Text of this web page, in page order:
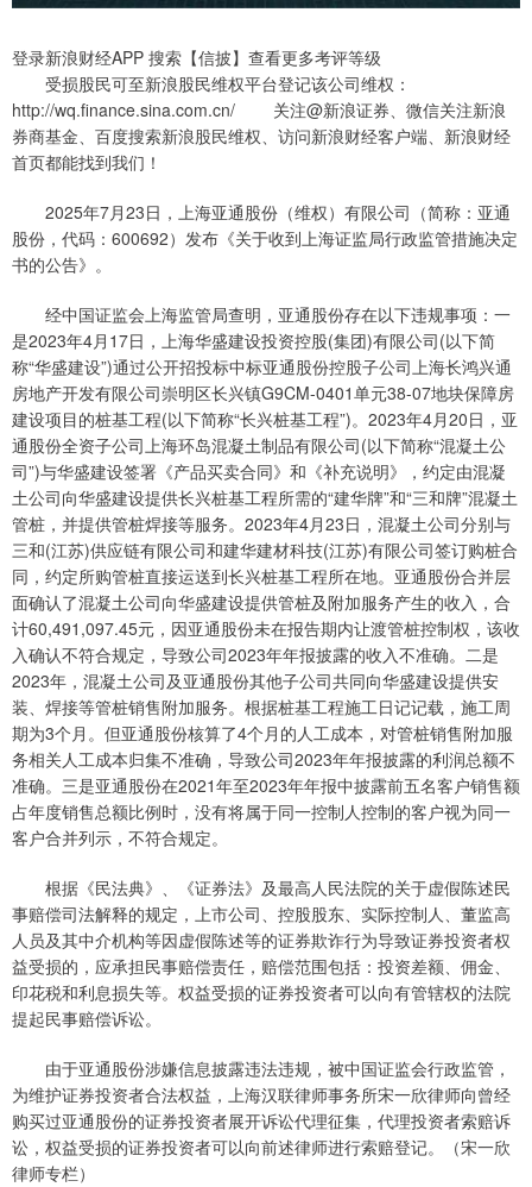
登录新浪财经APP 搜索【信披】查看更多考评等级
受损股民可至新浪股民维权平台登记该公司维权：
http://wq.finance.sina.com.cn/ 关注@新浪证券、微信关注新浪
券商基金、百度搜索新浪股民维权、访问新浪财经客户端、新浪财经
首页都能找到我们！
2025年7月23日，上海亚通股份（维权）有限公司（简称：亚通
股份，代码：600692）发布《关于收到上海证监局行政监管措施决定
书的公告》。
经中国证监会上海监管局查明，亚通股份存在以下违规事项：一
是2023年4月17日，上海华盛建设投资控股(集团)有限公司(以下简
称“华盛建设”)通过公开招投标中标亚通股份控股子公司上海长鸿兴通
房地产开发有限公司崇明区长兴镇G9CM-0401单元38-07地块保障房
建设项目的桩基工程(以下简称“长兴桩基工程”)。2023年4月20日，亚
通股份全资子公司上海环岛混凝土制品有限公司(以下简称“混凝土公
司”)与华盛建设签署《产品买卖合同》和《补充说明》，约定由混凝
土公司向华盛建设提供长兴桩基工程所需的“建华牌”和“三和牌”混凝土
管桩，并提供管桩焊接等服务。2023年4月23日，混凝土公司分别与
三和(江苏)供应链有限公司和建华建材科技(江苏)有限公司签订购桩合
同，约定所购管桩直接运送到长兴桩基工程所在地。亚通股份合并层
面确认了混凝土公司向华盛建设提供管桩及附加服务产生的收入，合
计60,491,097.45元，因亚通股份未在报告期内让渡管桩控制权，该收
入确认不符合规定，导致公司2023年年报披露的收入不准确。二是
2023年，混凝土公司及亚通股份其他子公司共同向华盛建设提供安
装、焊接等管桩销售附加服务。根据桩基工程施工日记记载，施工周
期为3个月。但亚通股份核算了4个月的人工成本，对管桩销售附加服
务相关人工成本归集不准确，导致公司2023年年报披露的利润总额不
准确。三是亚通股份在2021年至2023年年报中披露前五名客户销售额
占年度销售总额比例时，没有将属于同一控制人控制的客户视为同一
客户合并列示，不符合规定。
根据《民法典》、《证券法》及最高人民法院的关于虚假陈述民
事赔偿司法解释的规定，上市公司、控股股东、实际控制人、董监高
人员及其中介机构等因虚假陈述等的证券欺诈行为导致证券投资者权
益受损的，应承担民事赔偿责任，赔偿范围包括：投资差额、佣金、
印花税和利息损失等。权益受损的证券投资者可以向有管辖权的法院
提起民事赔偿诉讼。
由于亚通股份涉嫌信息披露违法违规，被中国证监会行政监管，
为维护证券投资者合法权益，上海汉联律师事务所宋一欣律师向曾经
购买过亚通股份的证券投资者展开诉讼代理征集，代理投资者索赔诉
讼，权益受损的证券投资者可以向前述律师进行索赔登记。（宋一欣
律师专栏）